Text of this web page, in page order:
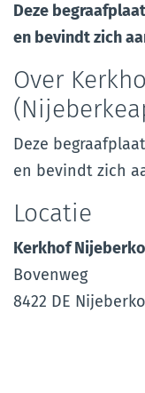
Deze
en bevindt zich
Over
Deze
en bevindt zich
Locatie
Kerkhof
Bovenweg
8422 DE